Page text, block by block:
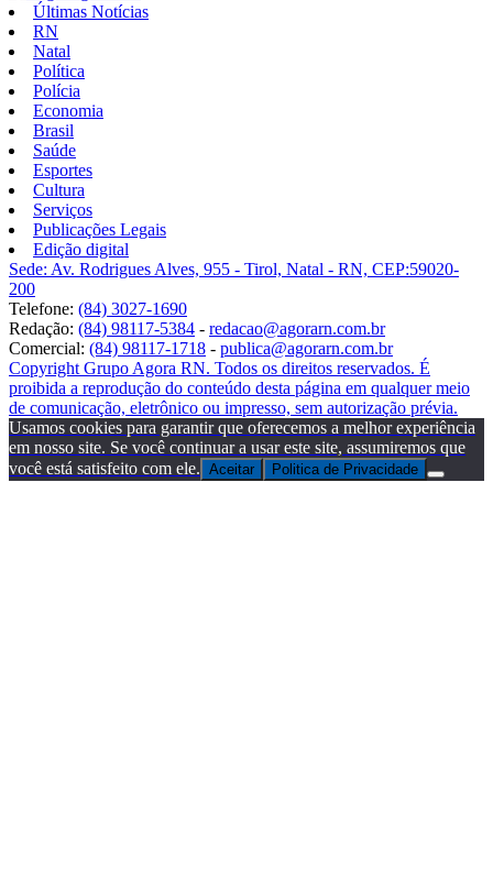
Últimas Notícias
RN
Natal
Política
Polícia
Economia
Brasil
Saúde
Esportes
Cultura
Serviços
Publicações Legais
Edição digital
Sede: Av. Rodrigues Alves, 955 - Tirol, Natal - RN, CEP:59020-
200
Telefone: (84) 3027-1690
Redação: (84) 98117-5384 - redacao@agorarn.com.br
Comercial: (84) 98117-1718 - publica@agorarn.com.br
Copyright Grupo Agora RN. Todos os direitos reservados. É
proibida a reprodução do conteúdo desta página em qualquer meio
de comunicação, eletrônico ou impresso, sem autorização prévia.
Usamos cookies para garantir que oferecemos a melhor experiência
em nosso site. Se você continuar a usar este site, assumiremos que
você está satisfeito com ele. Aceitar Politica de Privacidade